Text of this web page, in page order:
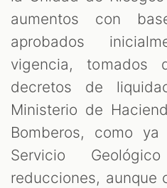
aumentos con
aprobados
vigencia,
decretos de
Ministerio de
Bomberos, como
Servicio
reducciones, aunque